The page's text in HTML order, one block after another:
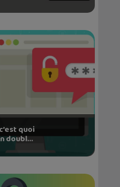
quoi
doubl...